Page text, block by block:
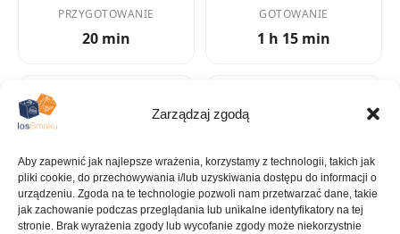
Zarządzaj zgodą
Aby zapewnić jak najlepsze wrażenia, korzystamy z technologii, takich jak
pliki cookie, do przechowywania i/lub uzyskiwania dostępu do informacji o
urządzeniu. Zgoda na te technologie pozwoli nam przetwarzać dane, takie
jak zachowanie podczas przeglądania lub unikalne identyfikatory na tej
stronie. Brak wyrażenia zgody lub wycofanie zgody może niekorzystnie
PRZYGOTOWANIE
20 min
GOTOWANIE
1 h 15 min